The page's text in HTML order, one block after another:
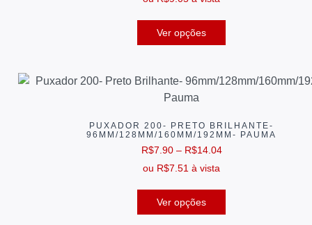
Ver opções
PUXADOR 200- PRETO BRILHANTE-
96MM/128MM/160MM/192MM- PAUMA
R$7.90 – R$14.04
ou R$7.51 à vista
Ver opções